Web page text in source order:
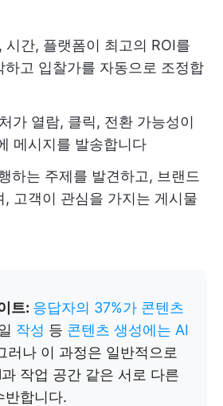
시간, 플랫폼이 최고의 ROI를
하고 입찰가를 자동으로 조정합
가 열람, 클릭, 전환 가능성이
메시지를 발송합니다
하는 주제를 발견하고, 브랜드
, 고객이 관심을 가지는 게시물
트: 응답자의 37%가 콘텐츠
작성 등 콘텐츠 생성에는 AI
러나 이 과정은 일반적으로
작업 공간 같은 서로 다른
합니다.